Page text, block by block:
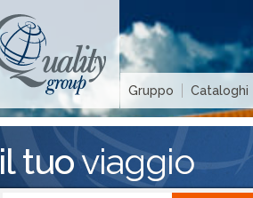
Gruppo Cataloghi
il tuoviaggio